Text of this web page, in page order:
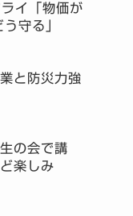
イ「物価が
う守る」
と防災力強
の会で講
楽しみ